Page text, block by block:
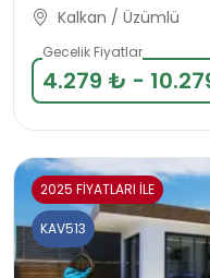
Kalkan / Üzümlü
Gecelik Fiyatlar
4.279 ₺ -
2025 FİYATLARI İLE
KAV513